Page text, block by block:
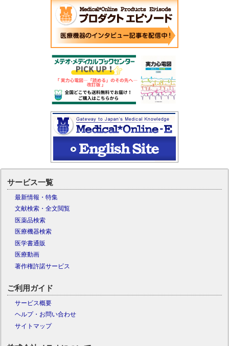
サービス一覧
最新情報・特集
文献検索・全文閲覧
医薬品検索
医療機器検索
医学書通販
医療動画
著作権許諾サービス
ご利用ガイド
サービス概要
ヘルプ・お問い合わせ
サイトマップ